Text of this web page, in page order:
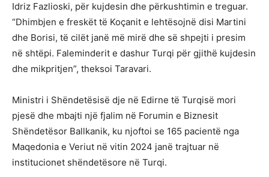
Idriz Fazlioski, për kujdesin dhe përkushtimin e treguar.
“Dhimbjen e freskët të Koçanit e lehtësojnë disi Martini
dhe Borisi, të cilët janë më mirë dhe së shpejti i presim
në shtëpi. Faleminderit e dashur Turqi për gjithë kujdesin
dhe mikpritjen”, theksoi Taravari.
Ministri i Shëndetësisë dje në Edirne të Turqisë mori
pjesë dhe mbajti një fjalim në Forumin e Biznesit
Shëndetësor Ballkanik, ku njoftoi se 165 pacientë nga
Maqedonia e Veriut në vitin 2024 janë trajtuar në
institucionet shëndetësore në Turqi.